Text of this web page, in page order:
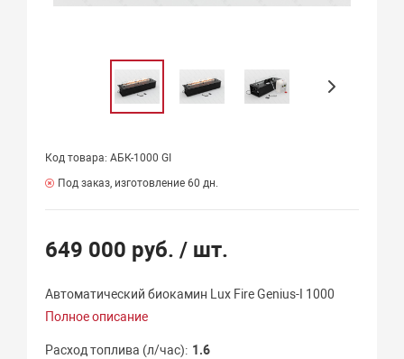
Код товара: АБК-1000 GI
Под заказ, изготовление 60 дн.
649 000 руб./ шт.
Автоматический биокамин Lux Fire Genius-I 1000
Полное описание
Расход топлива (л/час)
1.6